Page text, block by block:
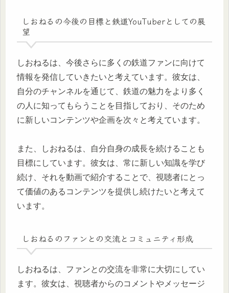
しおねるの今後の目標と鉄道YouTuberとしての展
望
しおねるは、今後さらに多くの鉄道ファンに向けて
情報を発信していきたいと考えています。彼女は、
自分のチャンネルを通じて、鉄道の魅力をより多く
の人に知ってもらうことを目指しており、そのため
に新しいコンテンツや企画を次々と考えています。
また、しおねるは、自分自身の成長を続けることも
目標にしています。彼女は、常に新しい知識を学び
続け、それを動画で紹介することで、視聴者にとっ
て価値のあるコンテンツを提供し続けたいと考えて
います。
しおねるのファンとの交流とコミュニティ形成
しおねるは、ファンとの交流を非常に大切にしてい
ます。彼女は、視聴者からのコメントやメッセージ